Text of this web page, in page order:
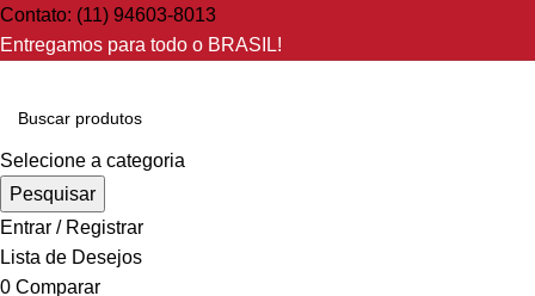
Contato: (11) 94603-8013
Entregamos para todo o BRASIL!
Selecione a categoria
Pesquisar
Entrar / Registrar
Lista de Desejos
0 Comparar